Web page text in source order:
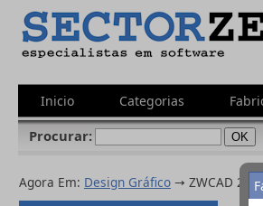
Inicio Categorias
Procurar:
Agora Em: Design Gráfico → ZWCAD